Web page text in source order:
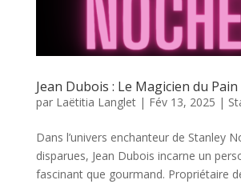
Jean Dubois : Le Magicien du Pain
par Laëtitia Langlet| Fév 13, 2025 |
Dans l’univers enchanteur de Stanley
disparues, Jean Dubois incarne un
fascinant que gourmand. Propriétaire